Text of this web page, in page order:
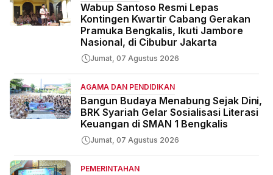
Wabup Santoso Resmi Lepas
Kontingen Kwartir Cabang Gerakan
Pramuka Bengkalis, Ikuti Jambore
Nasional, di Cibubur Jakarta
Jumat, 07 Agustus 2026
AGAMA DAN PENDIDIKAN
Bangun Budaya Menabung Sejak Dini,
BRK Syariah Gelar Sosialisasi Literasi
Keuangan di SMAN 1 Bengkalis
Jumat, 07 Agustus 2026
PEMERINTAHAN